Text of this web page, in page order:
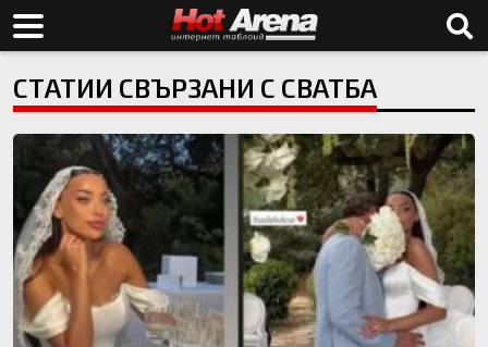
СТАТИИ СВЪРЗАНИ С СВАТБА